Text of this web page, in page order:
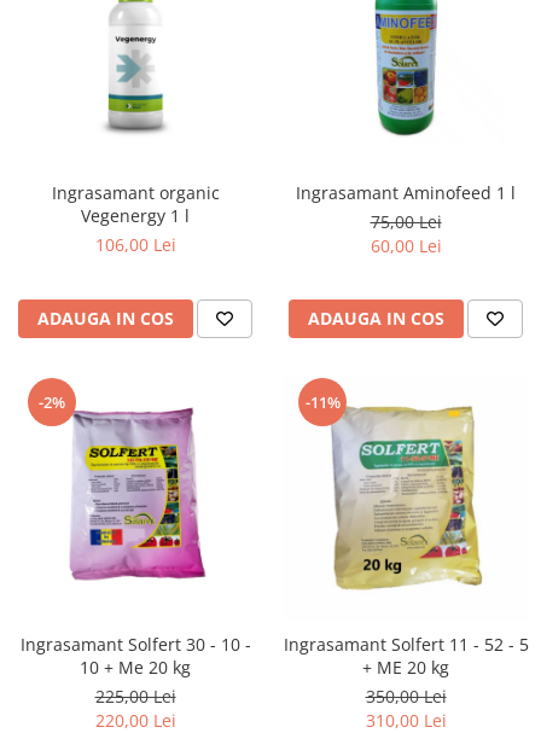
Ingrasamant organic
Vegenergy 1 l
106,00 Lei
ADAUGA IN COS
Ingrasamant Aminofeed 1 l
75,00 Lei
60,00 Lei
ADAUGA IN COS
-2%
Ingrasamant Solfert 30 - 10 -
10 + Me 20 kg
225,00 Lei
220,00 Lei
-11%
Ingrasamant Solfert 11 - 52 - 5
+ ME 20 kg
350,00 Lei
310,00 Lei